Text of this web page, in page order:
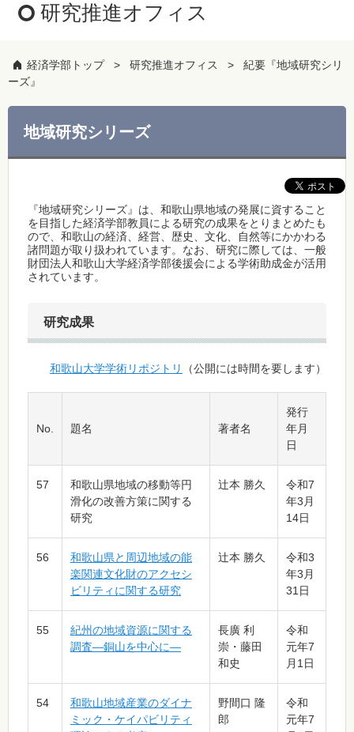
研究推進オフィス
経済学部トップ 研究推進オフィス
紀要『地域研究シリ
ーズ』
地域研究シリーズ
『地域研究シリーズ』は、和歌山県地域の発展に資すること
を目指した経済学部教員による研究の成果をとりまとめたも
ので、和歌山の経済、経営、歴史、文化、自然等にかかわる
諸問題が取り扱われています。なお、研究に際しては、一般
財団法人和歌山大学経済学部後援会による学術助成金が活用
されています。
研究成果
和歌山大学学術リポジトリ （公開には時間を要します）
No. 題名 著者名
発行
年月
日
57
和歌山県地域の移動等円
滑化の改善方策に関する
研究
辻󠄀本 勝久
令和7
年3月
14日
56
和歌山県と周辺地域の能
楽関連文化財のアクセシ
ビリティに関する研究
辻󠄀本 勝久
令和3
年3月
31日
55
紀州の地域資源に関する
調査―銅山を中心に―
長廣 利
崇・藤田
和史
令和
元年7
月1日
54
和歌山地域産業のダイナ
ミック・ケイパビリティ
野間口 隆
郎
令和
元年7